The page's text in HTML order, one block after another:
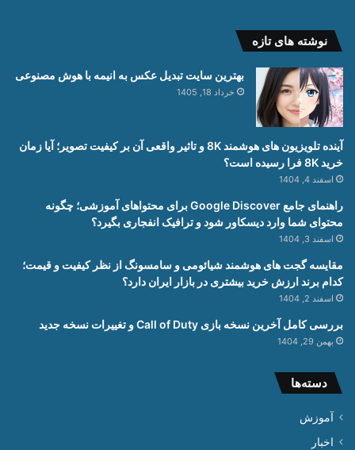
نوشته های تازه
بهترین سایت تبدیل عکس به انیمه با هوش مصنوعی
خرداد 18, 1405
آینده تلویزیون های هوشمند 8K و تاثیر واقعی آن بر کیفیت تصویر؛ آیا زمان
خرید 8K فرا رسیده است؟
اسفند 4, 1404
راهنمای جامع Google Discover برای محتواهای آموزشی؛ چگونه
محتوای شما وارد دیسکاور شود و ترافیک انفجاری بگیرد؟
اسفند 3, 1404
مقایسه گجت های هوشمند شیائومی و سامسونگ از نظر کیفیت و قیمت؛
کدام برند ارزش خرید بیشتری در بازار ایران دارد؟
اسفند 2, 1404
بررسی کامل آخرین نسخه بازی Call of Duty و تغییرات نسخه جدید
بهمن 29, 1404
دسته‌ها
آموزش
اخبار